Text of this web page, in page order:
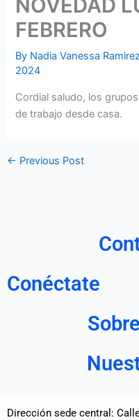
NOVEDAD
FEBRERO
By Nadia Vanessa
2024
Cordial saludo, los
de trabajo desde casa.
← Previous Post
Conéctate
Dirección sede central: